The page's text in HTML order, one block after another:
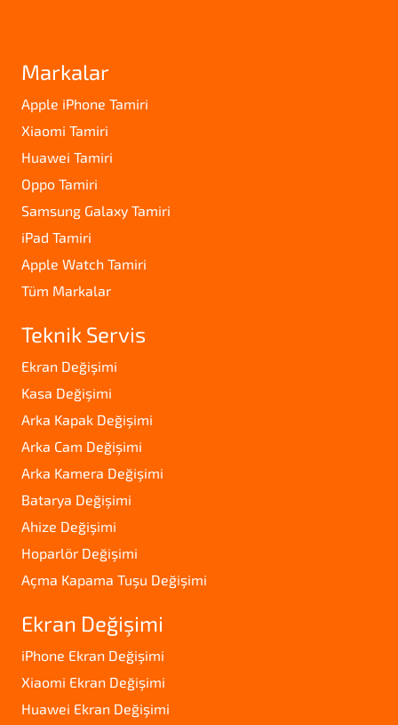
Markalar
Apple iPhone Tamiri
Xiaomi Tamiri
Huawei Tamiri
Oppo Tamiri
Samsung Galaxy Tamiri
iPad Tamiri
Apple Watch Tamiri
Tüm Markalar
Teknik Servis
Ekran Değişimi
Kasa Değişimi
Arka Kapak Değişimi
Arka Cam Değişimi
Arka Kamera Değişimi
Batarya Değişimi
Ahize Değişimi
Hoparlör Değişimi
Açma Kapama Tuşu Değişimi
Ekran Değişimi
iPhone Ekran Değişimi
Xiaomi Ekran Değişimi
Huawei Ekran Değişimi